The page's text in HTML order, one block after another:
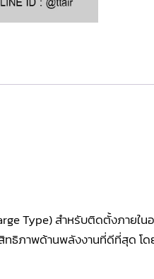
Type) สำหรับติดตั้งภายในอ
ธิภาพด้านพลังงานที่ดีที่สุด โ